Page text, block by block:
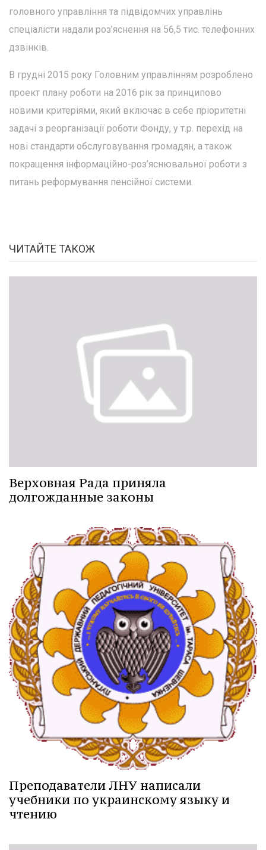
головного управління та підвідомчих управлінь
спеціалісти надали роз’яснення на 56,5 тис. телефонних
дзвінків.
В грудні 2015 року Головним управлінням розроблено
проект плану роботи на 2016 рік за принципово
новими критеріями, який включає в себе пріоритетні
задачі з реорганізації роботи Фонду, у т.р. перехід на
нові стандарти обслуговування громадян, а також
покращення інформаційно-роз’яснювальної роботи з
питань реформування пенсійної системи.
ЧИТАЙТЕ ТАКОЖ
Верховная Рада приняла
долгожданные законы
Преподаватели ЛНУ написали
учебники по украинскому языку и
чтению